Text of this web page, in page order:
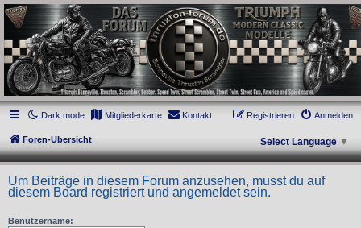
thruxton-forum.de
DAS FORUM! Alles rund um die Triumph Modern Classic Modelle. Das Forum für
die New Bonneville Baureihen ab BJ 2001. Triumph Bonneville, Thruxton,
Scrambler, Bobber, Speed Twin, Street Scrambler, Street Twin, Street Cup, America
und Speedmaster.
Dark mode
Mitgliederkarte Kontakt Anmelden
Registrieren
Foren-Übersicht Select Language ▼
Um Beiträge in diesem Forum anzusehen, musst du auf
diesem Board registriert und angemeldet sein.
Benutzername: